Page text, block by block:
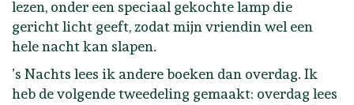
lezen, onder een speciaal gekochte lamp die
gericht licht geeft, zodat mijn vriendin wel een
hele nacht kan slapen.
’s Nachts lees ik andere boeken dan overdag. Ik
heb de volgende tweedeling gemaakt: overdag lees